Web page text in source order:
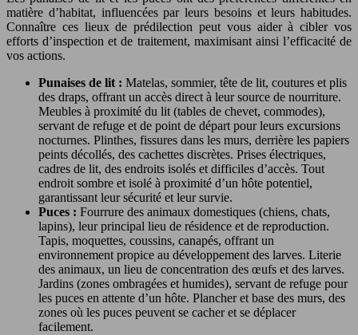
matière d’habitat, influencées par leurs besoins et leurs habitudes.
Connaître ces lieux de prédilection peut vous aider à cibler vos
efforts d’inspection et de traitement, maximisant ainsi l’efficacité de
vos actions.
Punaises de lit : Matelas, sommier, tête de lit, coutures et plis
des draps, offrant un accès direct à leur source de nourriture.
Meubles à proximité du lit (tables de chevet, commodes),
servant de refuge et de point de départ pour leurs excursions
nocturnes. Plinthes, fissures dans les murs, derrière les papiers
peints décollés, des cachettes discrètes. Prises électriques,
cadres de lit, des endroits isolés et difficiles d’accès. Tout
endroit sombre et isolé à proximité d’un hôte potentiel,
garantissant leur sécurité et leur survie.
Puces : Fourrure des animaux domestiques (chiens, chats,
lapins), leur principal lieu de résidence et de reproduction.
Tapis, moquettes, coussins, canapés, offrant un
environnement propice au développement des larves. Literie
des animaux, un lieu de concentration des œufs et des larves.
Jardins (zones ombragées et humides), servant de refuge pour
les puces en attente d’un hôte. Plancher et base des murs, des
zones où les puces peuvent se cacher et se déplacer
facilement.